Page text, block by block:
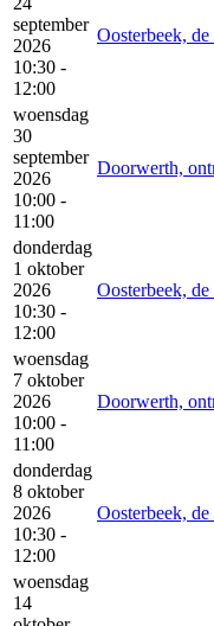
september
2026
10:30 -
12:00
Oosterbeek,
woensdag
30
september
2026
10:00 -
11:00
Doorwerth,
donderdag
1 oktober
2026
10:30 -
12:00
Oosterbeek,
woensdag
7 oktober
2026
10:00 -
11:00
Doorwerth,
donderdag
8 oktober
2026
10:30 -
12:00
Oosterbeek,
woensdag
14